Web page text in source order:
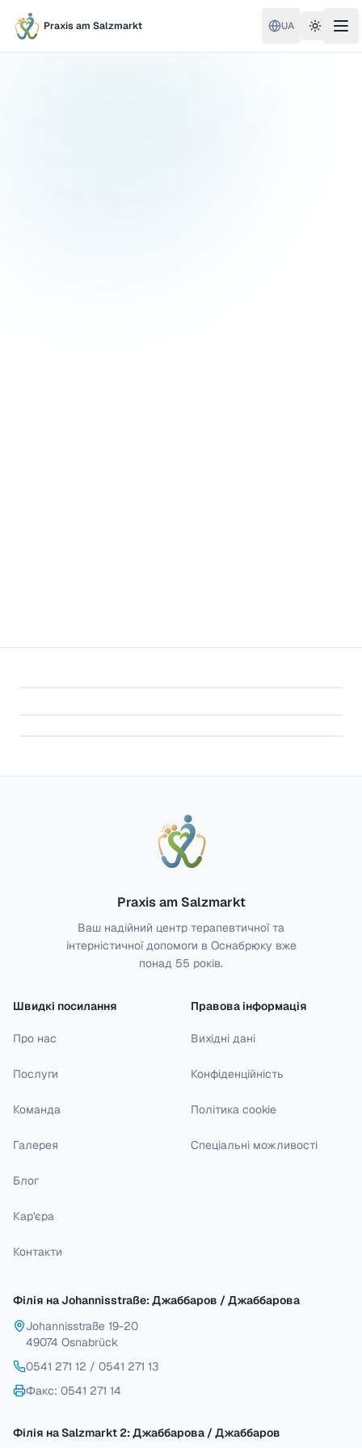
Praxis am Salzmarkt UA Toggle
Praxis am Salzmarkt
Ваш надійний центр терапевтичної та
інтерністичної допомоги в Оснабрюку вже
понад 55 років.
Швидкі посилання
Про нас
Послуги
Команда
Галерея
Блог
Кар'єра
Контакти
Правова інформація
Вихідні дані
Конфіденційність
Політика cookie
Спеціальні можливості
Філія на Johannisstraße: Джаббаров / Джаббарова
Johannisstraße 19-20
49074 Osnabrück
0541 271 12 / 0541 271 13
Факс: 0541 271 14
Філія на Salzmarkt 2: Джаббарова / Джаббаров